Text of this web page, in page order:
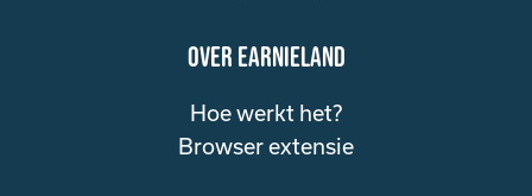
over Earnieland
Hoe werkt het?
Browser extensie